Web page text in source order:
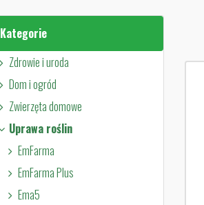
Kategorie
Zdrowie i uroda
Dom i ogród
Zwierzęta domowe
Uprawa roślin
EmFarma
EmFarma Plus
Ema5